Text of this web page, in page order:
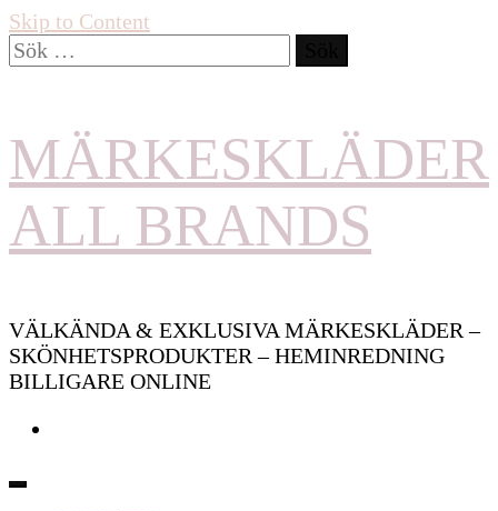
Skip to Content
Sök
efter:
MÄRKESKLÄDER
ALL BRANDS
VÄLKÄNDA & EXKLUSIVA MÄRKESKLÄDER –
SKÖNHETSPRODUKTER – HEMINREDNING
BILLIGARE ONLINE